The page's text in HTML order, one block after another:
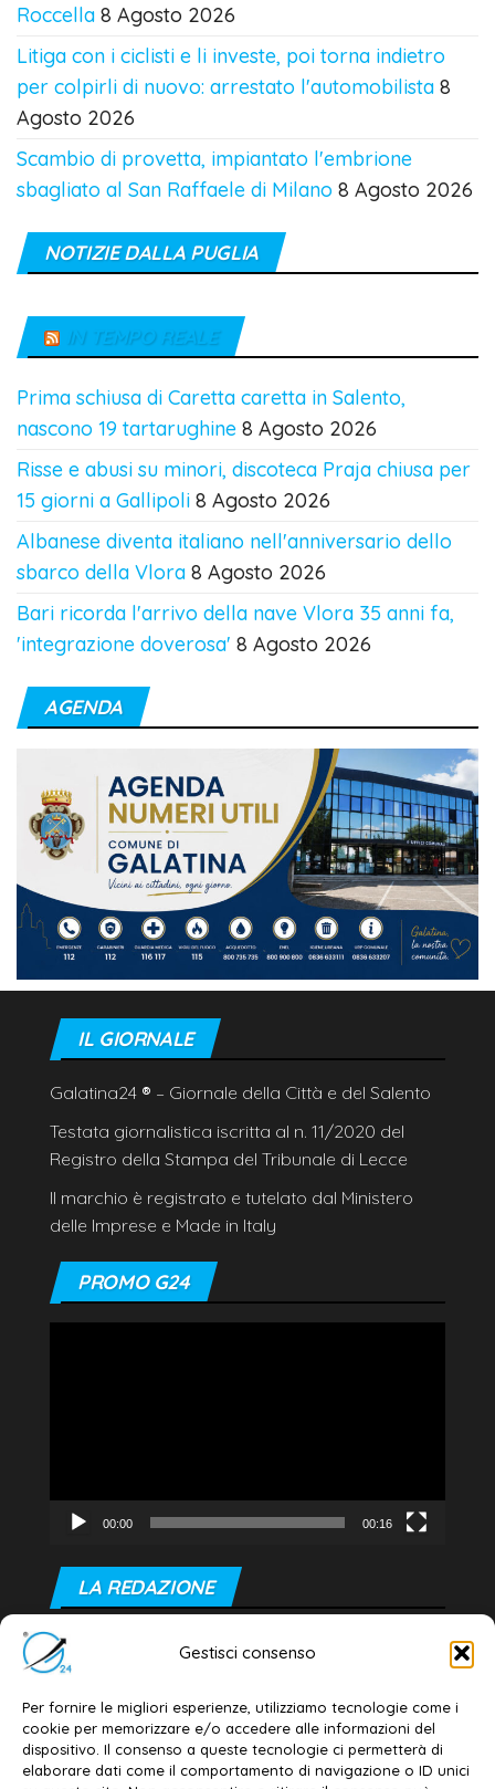
Gestisci consenso
Per fornire le migliori esperienze, utilizziamo tecnologie come i
cookie per memorizzare e/o accedere alle informazioni del
dispositivo. Il consenso a queste tecnologie ci permetterà di
elaborare dati come il comportamento di navigazione o ID unici
Roccella 8 Agosto 2026
Litiga con i ciclisti e li investe, poi torna indietro
per colpirli di nuovo: arrestato l'automobilista 8
Agosto 2026
Scambio di provetta, impiantato l'embrione
sbagliato al San Raffaele di Milano 8 Agosto 2026
NOTIZIE DALLA PUGLIA
IN TEMPO REALE
Prima schiusa di Caretta caretta in Salento,
nascono 19 tartarughine 8 Agosto 2026
Risse e abusi su minori, discoteca Praja chiusa per
15 giorni a Gallipoli 8 Agosto 2026
Albanese diventa italiano nell'anniversario dello
sbarco della Vlora 8 Agosto 2026
Bari ricorda l'arrivo della nave Vlora 35 anni fa,
'integrazione doverosa' 8 Agosto 2026
AGENDA
IL GIORNALE
Galatina24 ® – Giornale della Città e del Salento
Testata giornalistica iscritta al n. 11/2020 del
Registro della Stampa del Tribunale di Lecce
Il marchio è registrato e tutelato dal Ministero
delle Imprese e Made in Italy
PROMO G24
00:00 00:16
LA REDAZIONE
Editore e direttore responsabile:
Dott. Daniele G. Masciullo
Email: redazione@galatina24.it
Contatti –Disclaimer